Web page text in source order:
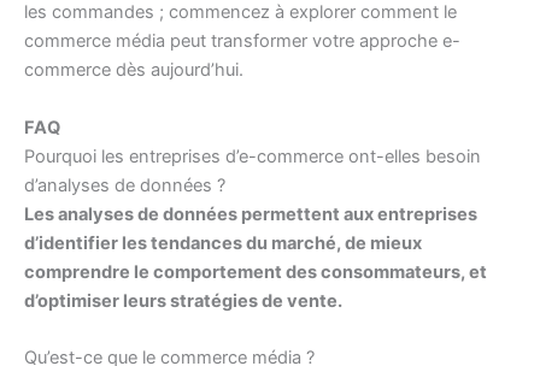
les commandes ; commencez à explorer comment le
commerce média peut transformer votre approche e-
commerce dès aujourd’hui.
FAQ
Pourquoi les entreprises d’e-commerce ont-elles besoin
d’analyses de données ?
Les analyses de données permettent aux entreprises
d’identifier les tendances du marché, de mieux
comprendre le comportement des consommateurs, et
d’optimiser leurs stratégies de vente.
Qu’est-ce que le commerce média ?